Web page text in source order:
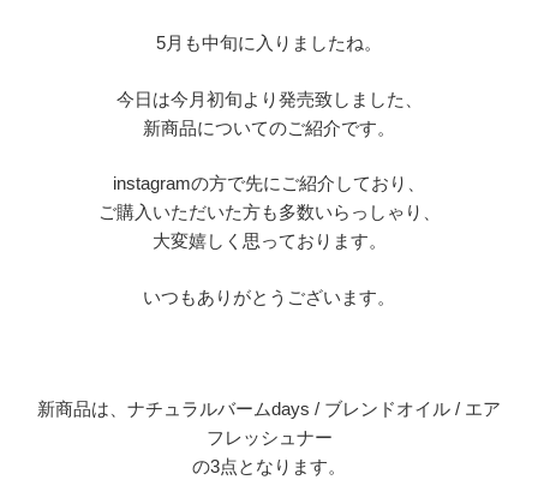
5月も中旬に入りましたね。
今日は今月初旬より発売致しました、
新商品についてのご紹介です。
instagramの方で先にご紹介しており、
ご購入いただいた方も多数いらっしゃり、
大変嬉しく思っております。
いつもありがとうございます。
新商品は、ナチュラルバームdays / ブレンドオイル / エア
フレッシュナー
の3点となります。